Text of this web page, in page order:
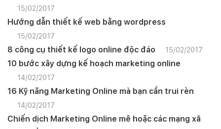
15/02/2017
Hướng dẫn thiết kế web bằng wordpress
15/02/2017
8 công cụ thiết kế logo online độc đáo 15/02/2017
10 bước xây dựng kế hoạch marketing online
14/02/2017
16 Kỹ năng Marketing Online mà bạn cần trui rèn
14/02/2017
Chiến dịch Marketing Online mê hoặc các mạng xã